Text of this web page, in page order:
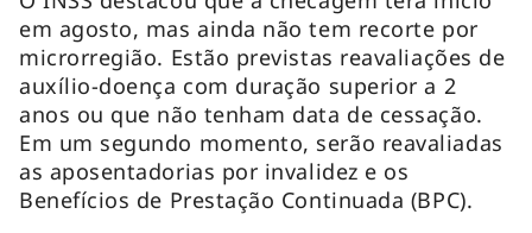
em agosto, mas ainda não tem recorte por
microrregião. Estão previstas reavaliações de
auxílio-doença com duração superior a 2
anos ou que não tenham data de cessação.
Em um segundo momento, serão reavaliadas
as aposentadorias por invalidez e os
Benefícios de Prestação Continuada (BPC).